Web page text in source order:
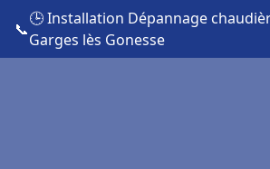
📞
🕒 Installation Dépannage
Garges lès Gonesse